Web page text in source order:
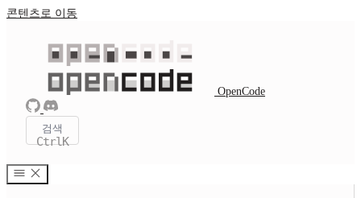
콘텐츠로 이동
OpenCode
검색
CtrlK